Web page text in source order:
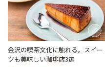
金沢の喫茶文化に触れる。スイー
ツも美味しい珈琲店3選